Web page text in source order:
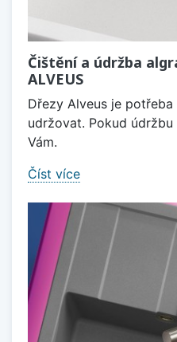
Čištění a údržba
ALVEUS
Dřezy Alveus je
udržovat. Pokud
Vám.
Číst více